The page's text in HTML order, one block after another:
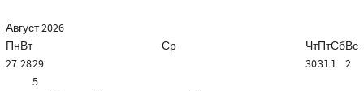
Август2026
ПнВт Ср ЧтПтСбВс
27 2829 30311 2
5